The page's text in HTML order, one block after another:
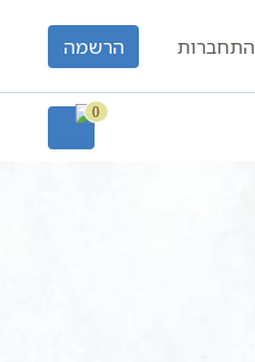
התחברות הרשמה
0